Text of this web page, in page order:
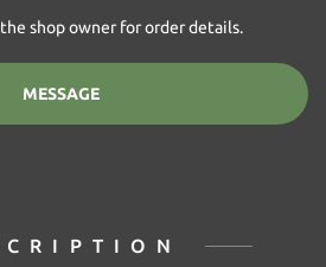
the shop owner for order details.
MESSAGE